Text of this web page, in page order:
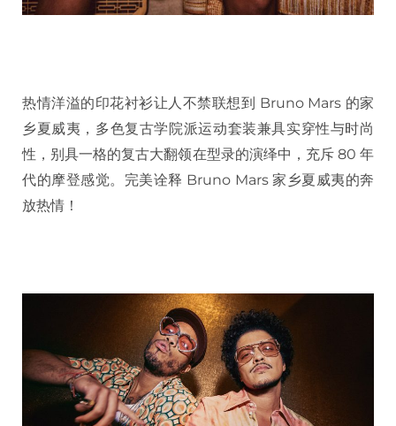
热情洋溢的印花衬衫让人不禁联想到 Bruno Mars 的家
乡夏威夷，多色复古学院派运动套装兼具实穿性与时尚
性，别具一格的复古大翻领在型录的演绎中，充斥 80 年
代的摩登感觉。完美诠释 Bruno Mars 家乡夏威夷的奔
放热情！